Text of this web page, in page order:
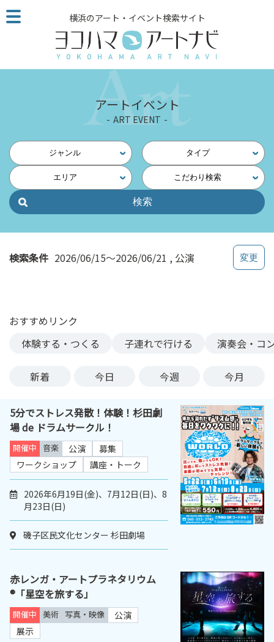
こ
の
ジ
読
他
ペ
の
横浜のアート・イベント検索サイト
アートイベント
ART EVENT
ジャンル タイプ
エリア こだわり検索
検索条件 2026/06/15～2026/06/21 公演
おすすめリンク
体験する・つくる
子連れで行ける 演奏会・コ
新着 今日 今週 今月
5分でストレス発散！体験！杉田劇
場 de ドラムサークル！
開催中 音楽 公演
募集
ワークショップ
講座・トーク
2026年6月19日(金)、7月12日(日)、8
月23日(日)
磯子区民文化センター 杉田劇場
赤レンガ・アートプラネタリウム
®「星空を旅する」
開催中 美術 写真・映像
公演
展示